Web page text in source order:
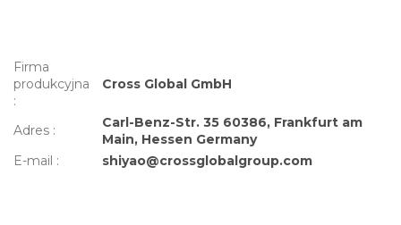
Firma
produkcyjna
:
Cross Global GmbH
Adres :
Carl-Benz-Str. 35 60386, Frankfurt am
Main, Hessen Germany
E-mail : shiyao@crossglobalgroup.com